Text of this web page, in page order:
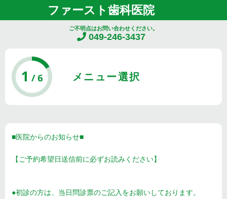
ファースト歯科医院
ご不明点はお問い合わせください。
049-246-3437
■医院からのお知らせ■
【ご予約希望日送信前に必ずお読みください】
●初診の方は、当日問診票のご記入をお願いしております。
メニュー選択